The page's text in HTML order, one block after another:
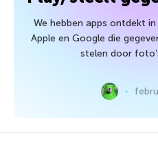
We hebben apps ontdekt
Apple en Google die
stelen door